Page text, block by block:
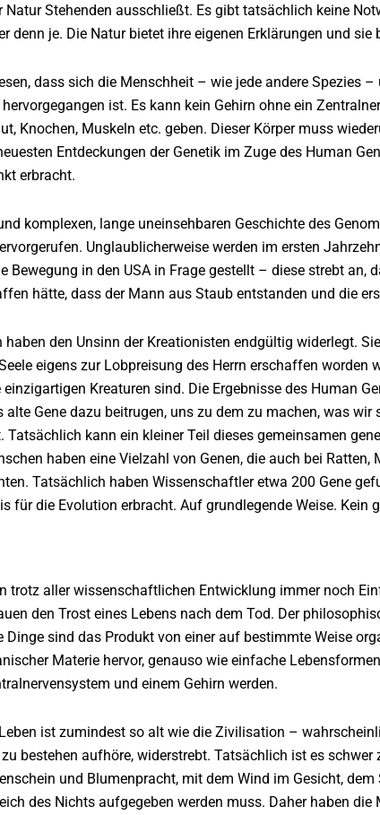
Natur Stehenden ausschließt. Es gibt tatsächlich keine
denn je. Die Natur bietet ihre eigenen Erklärungen und sie
dass sich die Menschheit – wie jede andere Spezies
ist. Es kann kein Gehirn ohne ein
Knochen, Muskeln etc. geben. Dieser Körper muss
Entdeckungen der Genetik im Zuge des Human
erbracht.
komplexen, lange uneinsehbaren Geschichte des
Unglaublicherweise werden im ersten
Bewegung in den USA in Frage gestellt – diese strebt an,
hätte, dass der Mann aus Staub entstanden und die
haben den Unsinn der Kreationisten endgültig widerlegt.
eigens zur Lobpreisung des Herrn erschaffen
Kreaturen sind. Die Ergebnisse des Human
Gene dazu beitrugen, uns zu dem zu machen, was
Tatsächlich kann ein kleiner Teil dieses gemeinsamen
haben eine Vielzahl von Genen, die auch bei
Tatsächlich haben Wissenschaftler etwa 200 Gene
für die Evolution erbracht. Auf grundlegende Weise. Kein
trotz aller wissenschaftlichen Entwicklung immer noch
den Trost eines Lebens nach dem Tod. Der
Dinge sind das Produkt von einer auf bestimmte Weise
Materie hervor, genauso wie einfache
und einem Gehirn werden.
ist zumindest so alt wie die Zivilisation –
bestehen aufhöre, widerstrebt. Tatsächlich ist es
und Blumenpracht, mit dem Wind im Gesicht,
des Nichts aufgegeben werden muss. Daher haben